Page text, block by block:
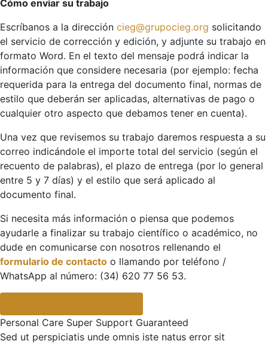
Cómo enviar su trabajo
Escríbanos a la dirección cieg@grupocieg.org solicitando
el servicio de corrección y edición, y adjunte su trabajo en
formato Word. En el texto del mensaje podrá indicar la
información que considere necesaria (por ejemplo: fecha
requerida para la entrega del documento final, normas de
estilo que deberán ser aplicadas, alternativas de pago o
cualquier otro aspecto que debamos tener en cuenta).
Una vez que revisemos su trabajo daremos respuesta a su
correo indicándole el importe total del servicio (según el
recuento de palabras), el plazo de entrega (por lo general
entre 5 y 7 días) y el estilo que será aplicado al
documento final.
Si necesita más información o piensa que podemos
ayudarle a finalizar su trabajo científico o académico, no
dude en comunicarse con nosotros rellenando el
formulario de contacto o llamando por teléfono /
WhatsApp al número: (34) 620 77 56 53.
Personal Care Super Support Guaranteed
Sed ut perspiciatis unde omnis iste natus error sit